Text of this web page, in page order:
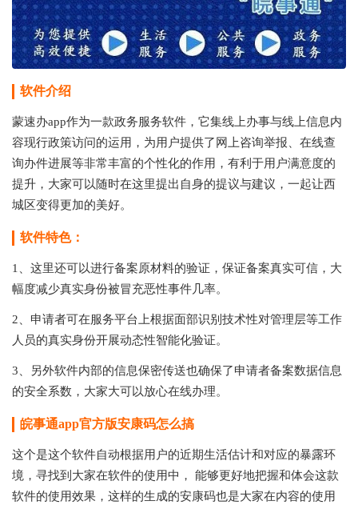
软件介绍
蒙速办app作为一款政务服务软件，它集线上办事与线上信息内
容现行政策访问的运用，为用户提供了网上咨询举报、在线查
询办件进展等非常丰富的个性化的作用，有利于用户满意度的
提升，大家可以随时在这里提出自身的提议与建议，一起让西
城区变得更加的美好。
软件特色：
1、这里还可以进行备案原材料的验证，保证备案真实可信，大
幅度减少真实身份被冒充恶性事件几率。
2、申请者可在服务平台上根据面部识别技术性对管理层等工作
人员的真实身份开展动态性智能化验证。
3、另外软件内部的信息保密传送也确保了申请者备案数据信息
的安全系数，大家大可以放心在线办理。
皖事通app官方版安康码怎么搞
这个是这个软件自动根据用户的近期生活估计和对应的暴露环
境，寻找到大家在软件的使用中， 能够更好地把握和体会这款
软件的使用效果，这样的生成的安康码也是大家在内容的使用